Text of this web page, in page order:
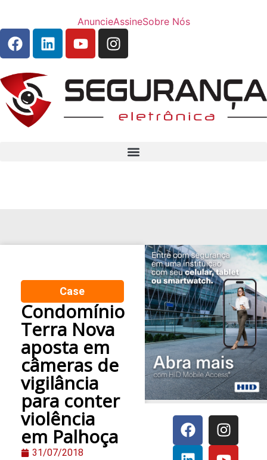
AnuncieAssineSobre Nós
Case
Condomínio
Terra Nova
aposta em
câmeras de
vigilância
para conter
violência
em Palhoça
31/07/2018